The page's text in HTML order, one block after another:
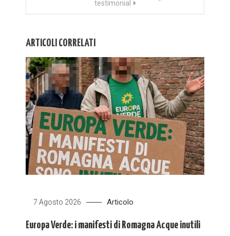
testimonial
ARTICOLI CORRELATI
7 Agosto 2026 Articolo
Europa Verde: i manifesti di Romagna Acque inutili